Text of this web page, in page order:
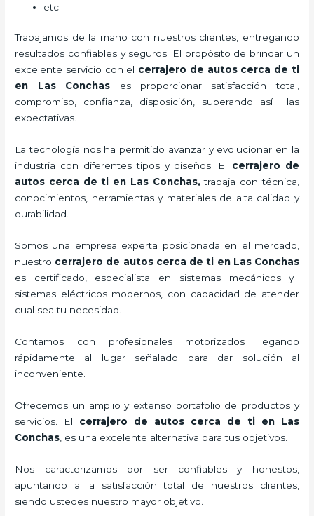
etc.
Trabajamos de la mano con nuestros clientes, entregando
resultados confiables y seguros. El propósito de brindar un
excelente servicio con el cerrajero de autos cerca de ti
en Las Conchas es proporcionar satisfacción total,
compromiso, confianza, disposición, superando así las
expectativas.
La tecnología nos ha permitido avanzar y evolucionar en la
industria con diferentes tipos y diseños. El cerrajero de
autos cerca de ti en Las Conchas,trabaja con técnica,
conocimientos, herramientas y materiales de alta calidad y
durabilidad.
Somos una empresa experta posicionada en el mercado,
nuestro cerrajero de autos cerca de ti en Las Conchas
es certificado, especialista en sistemas mecánicos y
sistemas eléctricos modernos, con capacidad de atender
cual sea tu necesidad.
Contamos con profesionales motorizados llegando
rápidamente al lugar señalado para dar solución al
inconveniente.
Ofrecemos un amplio y extenso portafolio de productos y
servicios. El cerrajero de autos cerca de ti en Las
Conchas , es una excelente alternativa para tus objetivos.
Nos caracterizamos por ser confiables y honestos,
apuntando a la satisfacción total de nuestros clientes,
siendo ustedes nuestro mayor objetivo.